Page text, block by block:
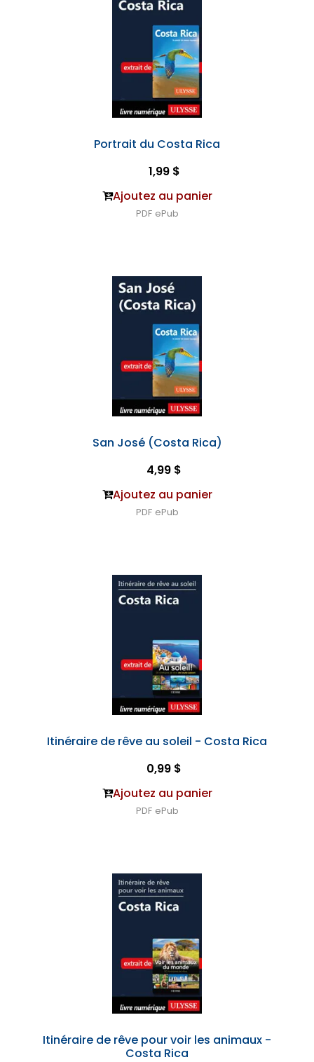
Portrait du Costa Rica
1,99 $
Ajoutez au panier
PDF ePub
San José (Costa Rica)
4,99 $
Ajoutez au panier
PDF ePub
Itinéraire de rêve au soleil - Costa Rica
0,99 $
Ajoutez au panier
PDF ePub
Itinéraire de rêve pour voir les animaux -
Costa Rica